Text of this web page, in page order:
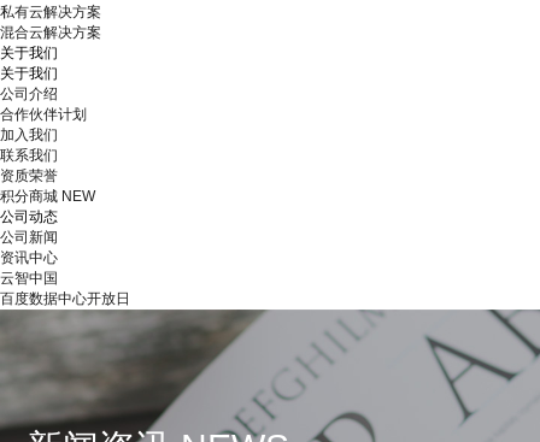
私有云解决方案
混合云解决方案
关于我们
关于我们
公司介绍
合作伙伴计划
加入我们
联系我们
资质荣誉
积分商城 NEW
公司动态
公司新闻
资讯中心
云智中国
百度数据中心开放日